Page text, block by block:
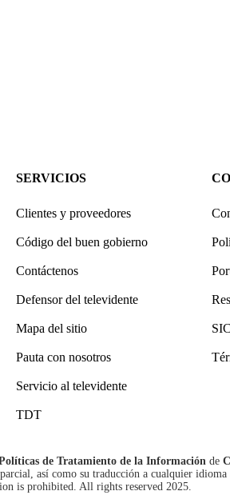
SERVICIOS
Clientes y proveedores
Código del buen gobierno
Contáctenos
Defensor del televidente
Mapa del sitio
Pauta con nosotros
Servicio al televidente
TDT
SIC
de Tratamiento de la Información de
así como su traducción a cualquier
is prohibited. All rights reserved 2025.